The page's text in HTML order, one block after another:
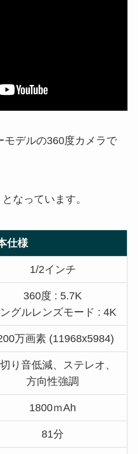
モデルの360度カメラで
なっています。
仕様
1/2インチ
360度 : 5.7K
グルレンズモード : 4K
万画素 (11968x5984)
り音低減、ステレオ、
方向性強調
1800ｍAh
81分